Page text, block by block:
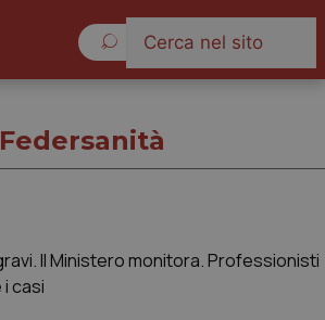
Federsanità